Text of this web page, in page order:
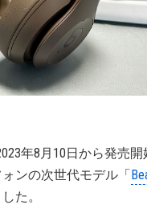
年8月10日から発売
ンの次世代モデル「
た。